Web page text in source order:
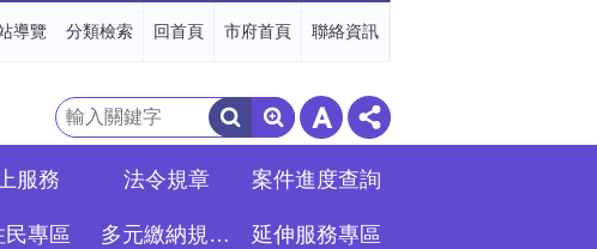
導覽 分類檢索 回首頁 市府首頁 聯絡資訊
搜
尋
服務 法令規章 案件進度查詢
民專區 多元繳納規費專區 延伸服務專區